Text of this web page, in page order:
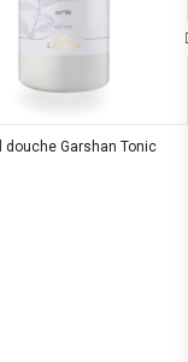
douche Garshan Tonic